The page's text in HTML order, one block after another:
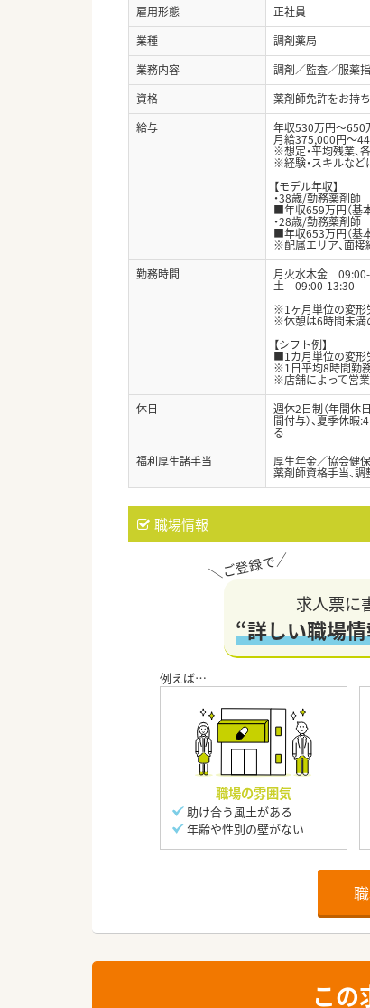
雇用形態
正社員
業種
調剤薬局
業務内容
調剤／監査／服薬
資格
薬剤師免許をお持
給与
年収530万円～650
月給375,000円～
※想定・平均残業、
※経験・スキルなど
【モデル年収】
・38歳/勤務薬剤師
■年収659万円（基
・28歳/勤務薬剤師
■年収653万円（基
※配属エリア、面接
勤務時間
月火水木金
土 09:00-13:30
※1ヶ月単位の変形
※休憩は6時間未満
【シフト例】
■1カ月単位の変形
※1日平均8時間勤務
※店舗によって営
休日
週休2日制（年間休
間付与）、夏季休暇
る
福利厚生諸手当
厚生年金／協会健
薬剤師資格手当、調
職場情報
求人票に
“詳しい職場
職場の雰囲気
助け合う風土がある
年齢や性別の壁がない
この